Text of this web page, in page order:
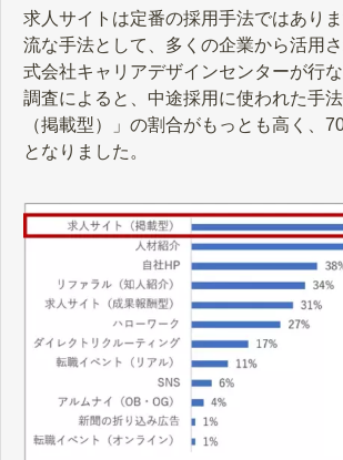
求人サイトは定番の採用手法ではあり
流な手法として、多くの企業から活用
式会社キャリアデザインセンターが行
調査によると、中途採用に使われた手
（掲載型）」の割合がもっとも高く、
となりました。